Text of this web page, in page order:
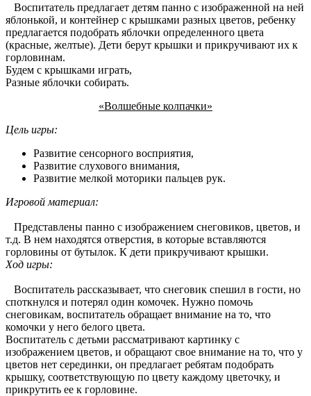
Воспитатель предлагает детям панно с изображенной на ней
яблонькой, и контейнер с крышками разных цветов, ребенку
предлагается подобрать яблочки определенного цвета
(красные, желтые). Дети берут крышки и прикручивают их к
горловинам.
Будем с крышками играть,
Разные яблочки собирать.
«Волшебные колпачки»
Цель игры:
Развитие сенсорного восприятия,
Развитие слухового внимания,
Развитие мелкой моторики пальцев рук.
Игровой материал:
Представлены панно с изображением снеговиков, цветов, и
т.д. В нем находятся отверстия, в которые вставляются
горловины от бутылок. К дети прикручивают крышки.
Ход игры:
Воспитатель рассказывает, что снеговик спешил в гости, но
споткнулся и потерял один комочек. Нужно помочь
снеговикам, воспитатель обращает внимание на то, что
комочки у него белого цвета.
Воспитатель с детьми рассматривают картинку с
изображением цветов, и обращают свое внимание на то, что у
цветов нет серединки, он предлагает ребятам подобрать
крышку, соответствующую по цвету каждому цветочку, и
прикрутить ее к горловине.